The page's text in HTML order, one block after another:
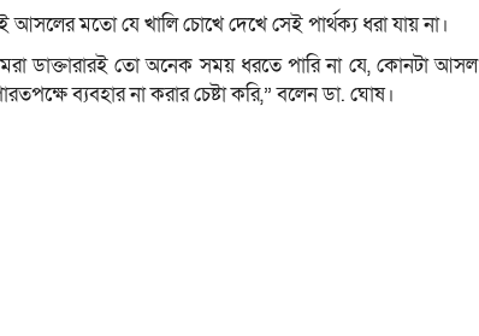
মতো যে খালি চোখে দেখে সেই পার্থক্য ধরা যায় না।
ডাক্তারারই তো অনেক সময় ধরতে পারি না যে, কোনটা আসল
ব্যবহার না করার চেষ্টা করি,” বলেন ডা. ঘোষ।